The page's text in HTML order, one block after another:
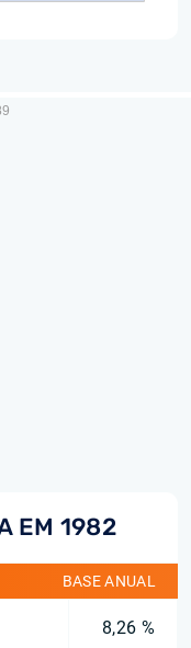
EM 1982
BASE ANUAL
8,26 %